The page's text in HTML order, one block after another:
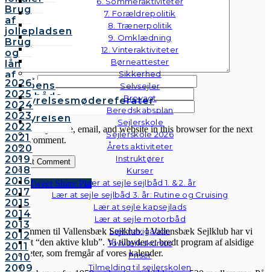
7. Forældrepolitik
8. Trænerpolitik
9. Omklædning
12. Vinteraktiviteter
Børneattester
Sikkerhed
Selvsejler
Brovagt
Beredskabsplan
Sejlerskole
Sejlerskole 2026
Årets aktiviteter
Instruktører
Kurser
Lær at sejle sejlbåd 1. & 2. år
Lær at sejle sejlbåd 3. år: Rutine og Cruising
Lær at sejle kapsejlads
Lær at sejle motorbåd
Lær navigation
Tovværkskursus
Priser
Tilmelding til sejlerskolen
Brug
af
jollepladsen
Brug
og
lån
af
klubbens
følgebåde
Vedtægter
Bestyrelsen
Bestyrelsesmødereferater
2026
2025
2024
2023
2022
2021
2020
2019
2018
2016
2017
2015
2014
2013
2012
2011
2010
2009
Name*
Email*
Website
Save my name, email, and website in this browser for the next
time I comment.
Share Tweet Share Pin
VSK
Velkommen til Vallensbæk Sejlklub. I Vallensbæk Sejlklub har vi
mottoet “den aktive klub”. Vi tilbyder et bredt program af alsidige
aktiviteter, som fremgår af vores kalender.